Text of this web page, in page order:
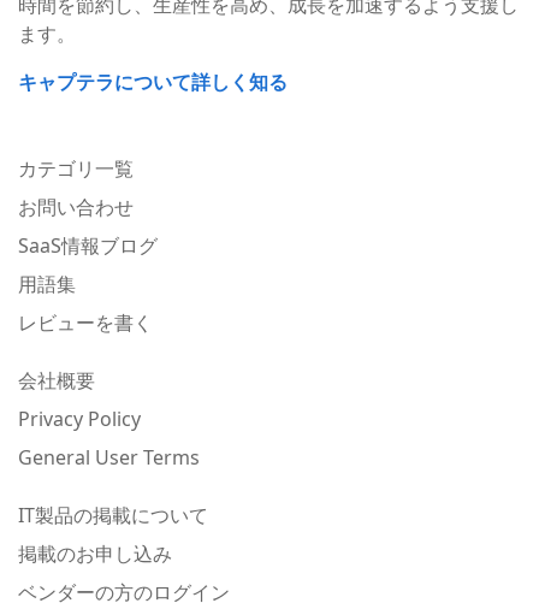
ます。
キャプテラについて詳しく知る
カテゴリ一覧
お問い合わせ
SaaS情報ブログ
用語集
レビューを書く
会社概要
Privacy Policy
General User Terms
IT製品の掲載について
掲載のお申し込み
ベンダーの方のログイン